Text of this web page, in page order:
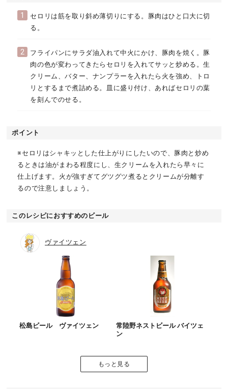
1
セロリは筋を取り斜め薄切りにする。豚肉はひと口大に切
る。
2
フライパンにサラダ油入れて中火にかけ、豚肉を焼く。豚
肉の色が変わってきたらセロリを入れてサッと炒める。生
クリーム、バター、ナンプラーを入れたら火を強め、トロ
リとするまで煮詰める。皿に盛り付け、あればセロリの葉
を刻んでのせる。
ポイント
※セロリはシャキッとした仕上がりにしたいので、豚肉と炒め
るときは油がまわる程度にし、生クリームを入れたら早々に
仕上げます。火が強すぎてグツグツ煮るとクリームが分離す
るので注意しましょう。
このレシピにおすすめのビール
ヴァイツェン
松島ビール ヴァイツェン
常陸野ネストビール バイツェ
ン
もっと見る